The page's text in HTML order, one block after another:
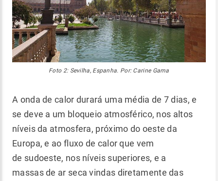
Foto 2: Sevilha, Espanha. Por: Carine Gama
A onda de calor durará uma média de 7 dias, e
se deve a um bloqueio atmosférico, nos altos
níveis da atmosfera, próximo do oeste da
Europa, e ao fluxo de calor que vem
de sudoeste, nos níveis superiores, e a
massas de ar seca vindas diretamente das